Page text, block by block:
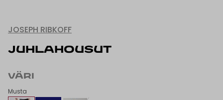
JOSEPH RIBKOFF
JUHLAHOUSUT
VÄRI
Musta